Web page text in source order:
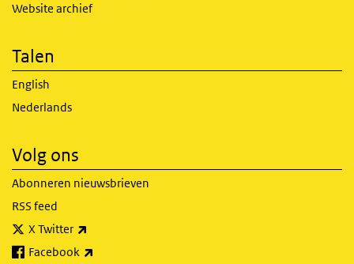
Website archief
Talen
English
Nederlands
Volg ons
Abonneren nieuwsbrieven
RSS feed
X Twitter
Facebook